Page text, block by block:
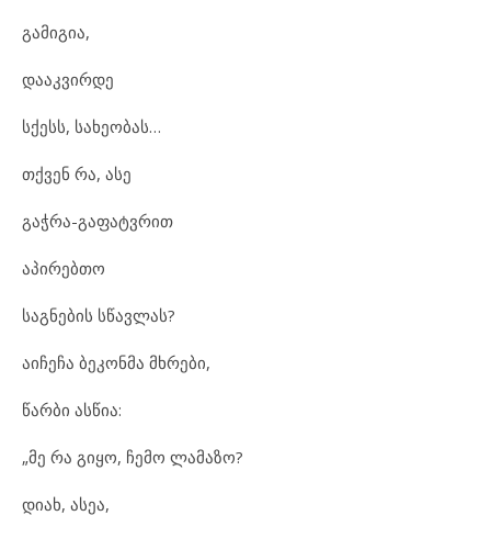
გამიგია,
დააკვირდე
სქესს, სახეობას…
თქვენ რა, ასე
გაჭრა-გაფატვრით
აპირებთო
საგნების სწავლას?
აიჩეჩა ბეკონმა მხრები,
წარბი ასწია:
„მე რა გიყო, ჩემო ლამაზო?
დიახ, ასეა,